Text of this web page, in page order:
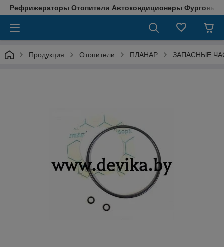
Рефрижераторы Отопители Автокондиционеры Фургоны
Продукция Отопители ПЛАНАР ЗАПАСНЫЕ